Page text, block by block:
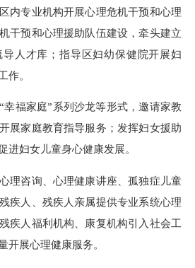
专业机构开展心理危机干预和心理
干预和心理援助队伍建设，牵头建立
人才库；指导区妇幼保健院开展妇
作。
福家庭”系列沙龙等形式，邀请家教
展家庭教育指导服务；发挥妇女援助
进妇女儿童身心健康发展。
咨询、心理健康讲座、孤独症儿童
疾人、残疾人亲属提供专业系统心理
疾人福利机构、康复机构引入社会工
开展心理健康服务。